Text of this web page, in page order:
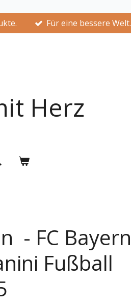
Für eine bessere Welt.
Herz
- FC Bayern
Fußball